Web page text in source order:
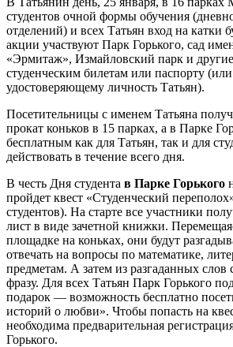
студентов очной формы обучения
отделений) и всех Татьян вход на катки
акции участвуют Парк Горького, сад
«Эрмитаж», Измайловский парк и
студенческим билетам или паспорту
удостоверяющему личность Татьян).
Посетительницы с именем Татьяна
прокат коньков в 15 парках, а в Парке
бесплатным как для Татьян, так и для
действовать в течение всего дня.
В честь Дня студента в Парке Горького
пройдет квест «Студенческий
студентов). На старте все участники
лист в виде зачетной книжки.
площадке на коньках, они будут
отвечать на вопросы по математике,
предметам. А затем из разгаданных слов
фразу. Для всех Татьян Парк Горького
подарок — возможность бесплатно
историй о любви». Чтобы попасть на
необходима предварительная
Горького.